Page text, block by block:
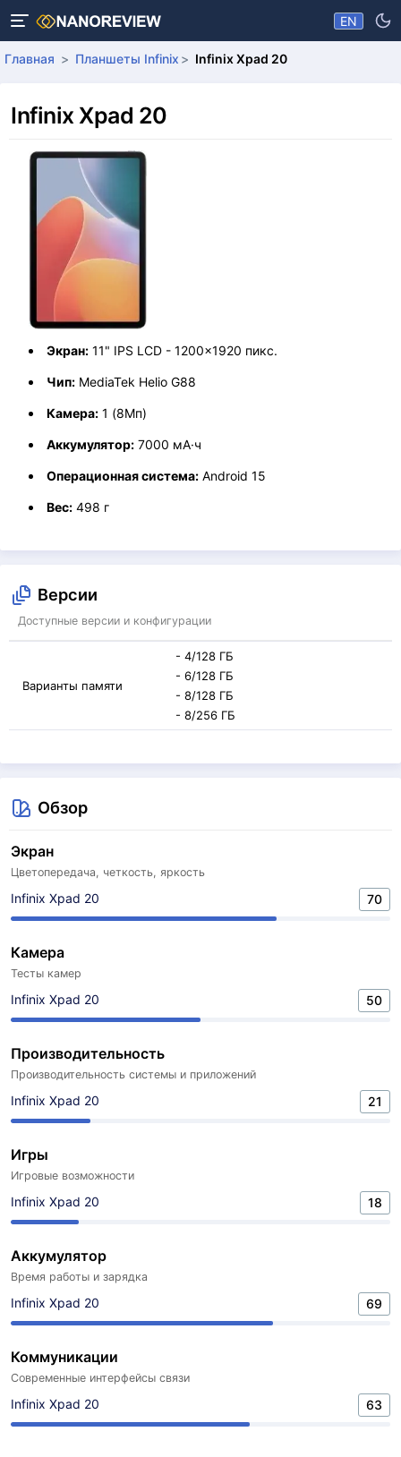
EN
Главная Планшеты Infinix Infinix Xpad 20
Infinix Xpad 20
Экран: 11" IPS LCD - 1200x1920 пикс.
Чип: MediaTek Helio G88
Камера: 1 (8Мп)
Аккумулятор: 7000 мА·ч
Операционная система: Android 15
Вес: 498 г
Версии
Доступные версии и конфигурации
Варианты памяти
- 4/128 ГБ
- 6/128 ГБ
- 8/128 ГБ
- 8/256 ГБ
Обзор
Экран
Цветопередача, четкость, яркость
Infinix Xpad 20 70
Камера
Тесты камер
Infinix Xpad 20 50
Производительность
Производительность системы и приложений
Infinix Xpad 20 21
Игры
Игровые возможности
Infinix Xpad 20 18
Аккумулятор
Время работы и зарядка
Infinix Xpad 20 69
Коммуникации
Современные интерфейсы связи
Infinix Xpad 20 63